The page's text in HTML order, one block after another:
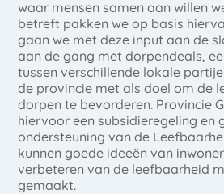
waar mensen samen aan willen
betreft pakken we op basis
gaan we met deze input aan de
aan de gang met dorpendeals,
tussen verschillende lokale
de provincie met als doel om de
dorpen te bevorderen. Provincie
hiervoor een subsidieregeling en
ondersteuning van de
kunnen goede ideeën van
verbeteren van de leefbaarheid
gemaakt.